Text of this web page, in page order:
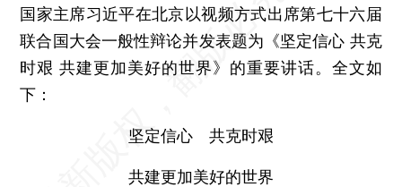
国家主席习近平在北京以视频方式出席第七十六届
联合国大会一般性辩论并发表题为《坚定信心 共克
时艰 共建更加美好的世界》的重要讲话。全文如
下：
坚定信心 共克时艰
共建更加美好的世界